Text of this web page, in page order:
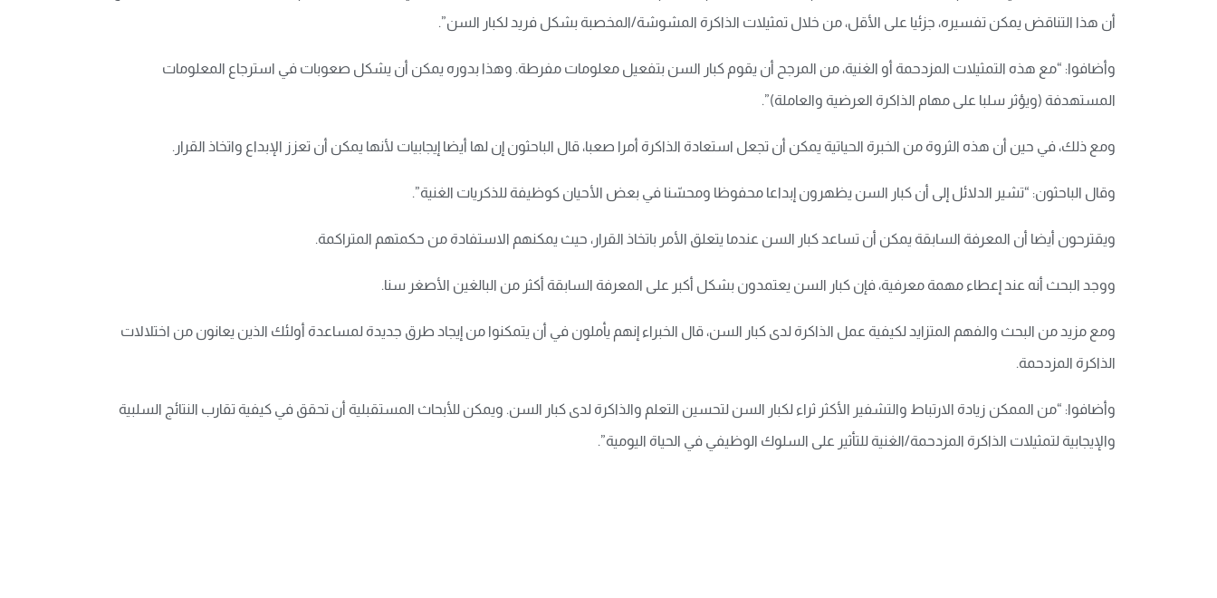
أن هذا التناقض يمكن تفسيره، جزئيا على الأقل، من خلال تمثيلات الذاكرة المشوشة/المخصبة بشكل فريد لكبار السن”.
وأضافوا: “مع هذه التمثيلات المزدحمة أو الغنية، من المرجح أن يقوم كبار السن بتفعيل معلومات مفرطة. وهذا بدوره يمكن أن يشكل صعوبات في استرجاع المعلومات
المستهدفة (ويؤثر سلبا على مهام الذاكرة العرضية والعاملة)”.
ومع ذلك، في حين أن هذه الثروة من الخبرة الحياتية يمكن أن تجعل استعادة الذاكرة أمرا صعبا، قال الباحثون إن لها أيضا إيجابيات لأنها يمكن أن تعزز الإبداع واتخاذ القرار.
وقال الباحثون: “تشير الدلائل إلى أن كبار السن يظهرون إبداعا محفوظا ومحسّنا في بعض الأحيان كوظيفة للذكريات الغنية”.
ويقترحون أيضا أن المعرفة السابقة يمكن أن تساعد كبار السن عندما يتعلق الأمر باتخاذ القرار، حيث يمكنهم الاستفادة من حكمتهم المتراكمة.
ووجد البحث أنه عند إعطاء مهمة معرفية، فإن كبار السن يعتمدون بشكل أكبر على المعرفة السابقة أكثر من البالغين الأصغر سنا.
ومع مزيد من البحث والفهم المتزايد لكيفية عمل الذاكرة لدى كبار السن، قال الخبراء إنهم يأملون في أن يتمكنوا من إيجاد طرق جديدة لمساعدة أولئك الذين يعانون من اختلالات
الذاكرة المزدحمة.
وأضافوا: “من الممكن زيادة الارتباط والتشفير الأكثر ثراء لكبار السن لتحسين التعلم والذاكرة لدى كبار السن. ويمكن للأبحاث المستقبلية أن تحقق في كيفية تقارب النتائج السلبية
والإيجابية لتمثيلات الذاكرة المزدحمة/الغنية للتأثير على السلوك الوظيفي في الحياة اليومية”.